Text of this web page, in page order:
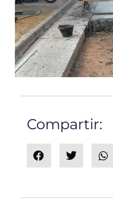
Compartir: